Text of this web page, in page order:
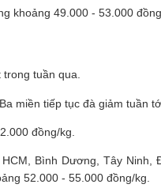
khoảng 49.000 - 53.000
tuần qua.
đồng/kg.
Bình Dương, Tây Ninh,
52.000 - 55.000 đồng/kg.